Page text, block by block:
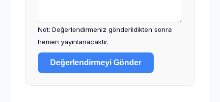
Not: Değerlendirmeniz gönderildikten sonra
hemen yayınlanacaktır.
Değerlendirmeyi Gönder